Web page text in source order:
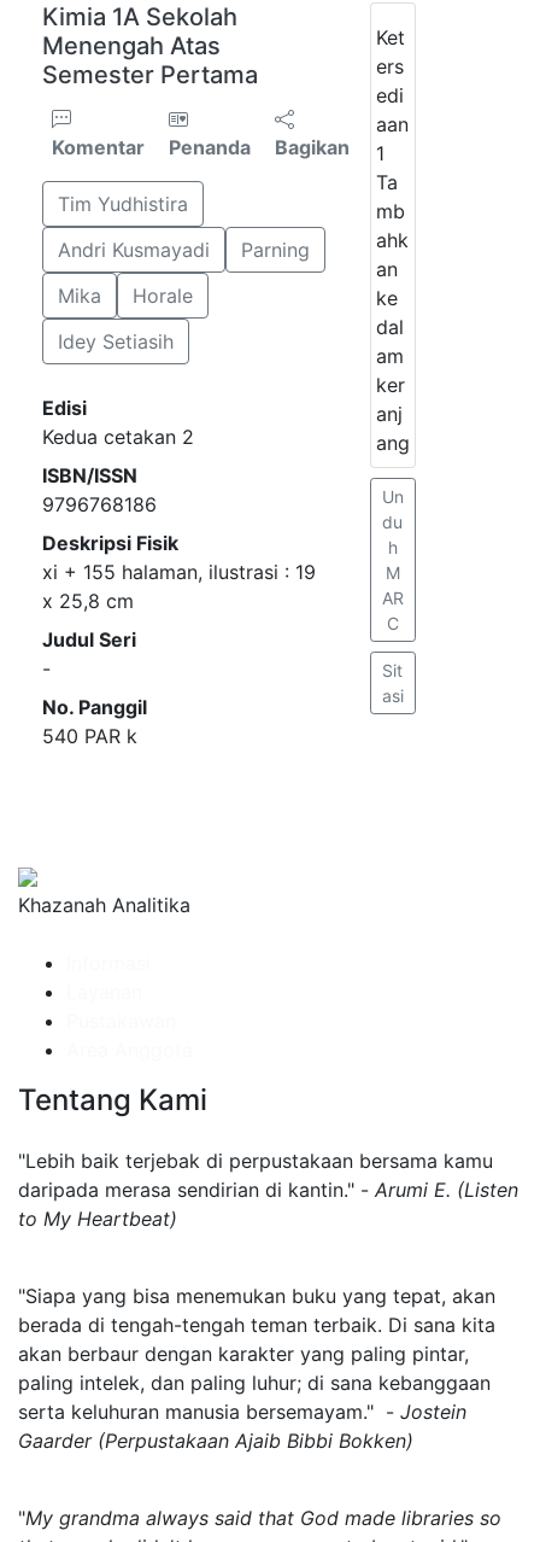
Kimia 1A Sekolah
Menengah Atas
Semester Pertama
Komentar Penanda Bagikan
Tim Yudhistira
Andri Kusmayadi
Parning
Mika
Horale
Idey Setiasih
Edisi
Kedua cetakan 2
ISBN/ISSN
9796768186
Deskripsi Fisik
xi + 155 halaman, ilustrasi : 19
x 25,8 cm
Judul Seri
-
No. Panggil
540 PAR k
Ket
ers
edi
aan
1
Ta
mb
ahk
an
ke
dal
am
ker
anj
ang
Un
du
h
M
AR
C
Sit
asi
Khazanah Analitika
Tentang Kami
"Lebih baik terjebak di perpustakaan bersama kamu
daripada merasa sendirian di kantin." - Arumi E. (Listen
to My Heartbeat)
"Siapa yang bisa menemukan buku yang tepat, akan
berada di tengah-tengah teman terbaik. Di sana kita
akan berbaur dengan karakter yang paling pintar,
paling intelek, dan paling luhur; di sana kebanggaan
serta keluhuran manusia bersemayam." - Jostein
Gaarder (Perpustakaan Ajaib Bibbi Bokken)
"My grandma always said that God made libraries so